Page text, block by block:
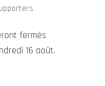
fermés
16 août.